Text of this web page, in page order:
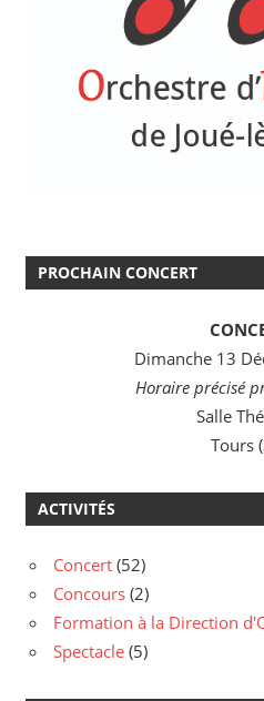
PROCHAIN CONCERT
Dimanche 13
Horaire précisé
Salle
Tours
ACTIVITÉS
Concert (52)
Concours (2)
Formation à la Direction
Spectacle (5)